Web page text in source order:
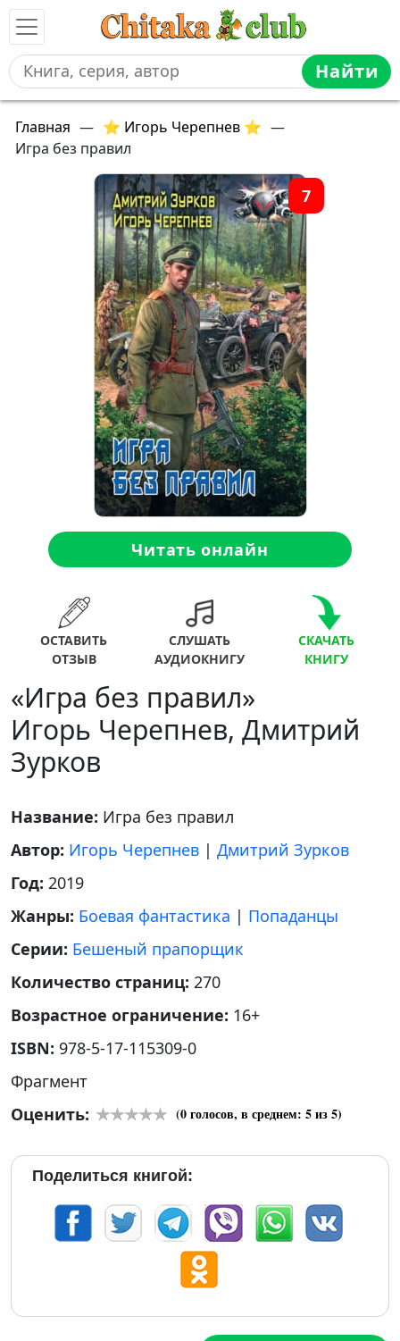
Найти
Главная — ⭐ Игорь Черепнев ⭐ —
Игра без правил
7
Читать онлайн
ОСТАВИТЬ
ОТЗЫВ
СЛУШАТЬ
АУДИОКНИГУ
СКАЧАТЬ
КНИГУ
«Игра без правил»
Игорь Черепнев, Дмитрий
Зурков
Название: Игра без правил
Автор: Игорь Черепнев | Дмитрий Зурков
Год: 2019
Жанры: Боевая фантастика | Попаданцы
Серии: Бешеный прапорщик
Количество страниц: 270
Возрастное ограничение: 16+
ISBN: 978-5-17-115309-0
Фрагмент
Оценить:
(0голосов, в среднем: 5из 5)
Поделиться книгой: